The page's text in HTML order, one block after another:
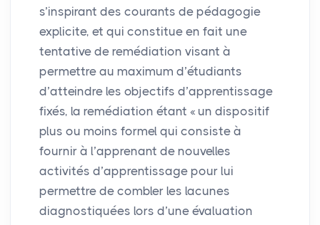
s’inspirant des courants de pédagogie
explicite, et qui constitue en fait une
tentative de remédiation visant à
permettre au maximum d’étudiants
d’atteindre les objectifs d’apprentissage
fixés, la remédiation étant « un dispositif
plus ou moins formel qui consiste à
fournir à l’apprenant de nouvelles
activités d’apprentissage pour lui
permettre de combler les lacunes
diagnostiquées lors d’une évaluation